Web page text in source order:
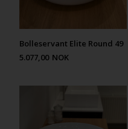
Bolleservant Elite Round 49
5.077,00 NOK